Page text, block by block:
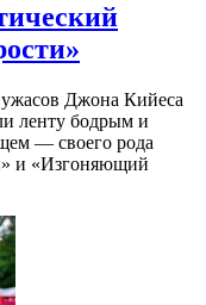
Джона Кийеса
ленту бодрым и
— своего рода
и «Изгоняющий